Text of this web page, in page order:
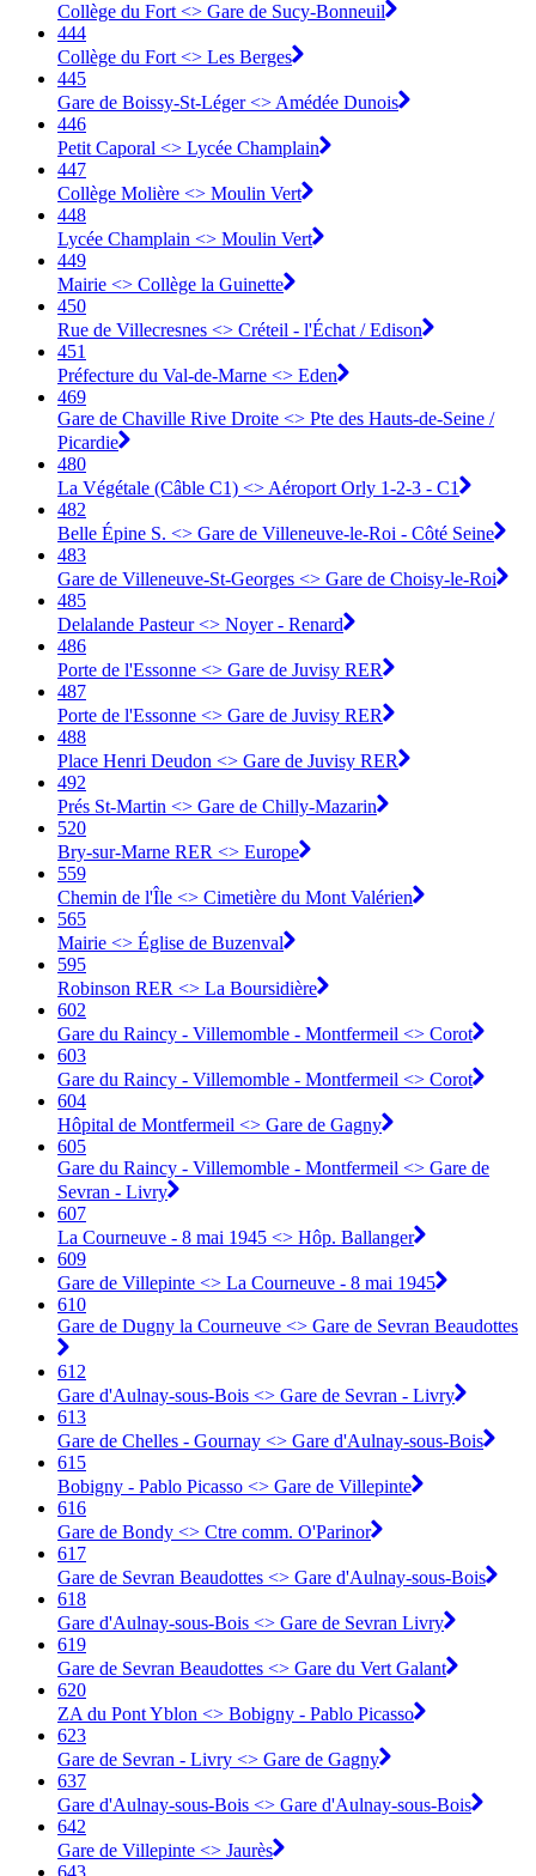
Collège du Fort <> Gare de Sucy-Bonneuil
444
Collège du Fort <> Les Berges
445
Gare de Boissy-St-Léger <> Amédée Dunois
446
Petit Caporal <> Lycée Champlain
447
Collège Molière <> Moulin Vert
448
Lycée Champlain <> Moulin Vert
449
Mairie <> Collège la Guinette
450
Rue de Villecresnes <> Créteil - l'Échat / Edison
451
Préfecture du Val-de-Marne <> Eden
469
Gare de Chaville Rive Droite <> Pte des Hauts-de-Seine /
Picardie
480
La Végétale (Câble C1) <> Aéroport Orly 1-2-3 - C1
482
Belle Épine S. <> Gare de Villeneuve-le-Roi - Côté Seine
483
Gare de Villeneuve-St-Georges <> Gare de Choisy-le-Roi
485
Delalande Pasteur <> Noyer - Renard
486
Porte de l'Essonne <> Gare de Juvisy RER
487
Porte de l'Essonne <> Gare de Juvisy RER
488
Place Henri Deudon <> Gare de Juvisy RER
492
Prés St-Martin <> Gare de Chilly-Mazarin
520
Bry-sur-Marne RER <> Europe
559
Chemin de l'Île <> Cimetière du Mont Valérien
565
Mairie <> Église de Buzenval
595
Robinson RER <> La Boursidière
602
Gare du Raincy - Villemomble - Montfermeil <> Corot
603
Gare du Raincy - Villemomble - Montfermeil <> Corot
604
Hôpital de Montfermeil <> Gare de Gagny
605
Gare du Raincy - Villemomble - Montfermeil <> Gare de
Sevran - Livry
607
La Courneuve - 8 mai 1945 <> Hôp. Ballanger
609
Gare de Villepinte <> La Courneuve - 8 mai 1945
610
Gare de Dugny la Courneuve <> Gare de Sevran Beaudottes
612
Gare d'Aulnay-sous-Bois <> Gare de Sevran - Livry
613
Gare de Chelles - Gournay <> Gare d'Aulnay-sous-Bois
615
Bobigny - Pablo Picasso <> Gare de Villepinte
616
Gare de Bondy <> Ctre comm. O'Parinor
617
Gare de Sevran Beaudottes <> Gare d'Aulnay-sous-Bois
618
Gare d'Aulnay-sous-Bois <> Gare de Sevran Livry
619
Gare de Sevran Beaudottes <> Gare du Vert Galant
620
ZA du Pont Yblon <> Bobigny - Pablo Picasso
623
Gare de Sevran - Livry <> Gare de Gagny
637
Gare d'Aulnay-sous-Bois <> Gare d'Aulnay-sous-Bois
642
Gare de Villepinte <> Jaurès